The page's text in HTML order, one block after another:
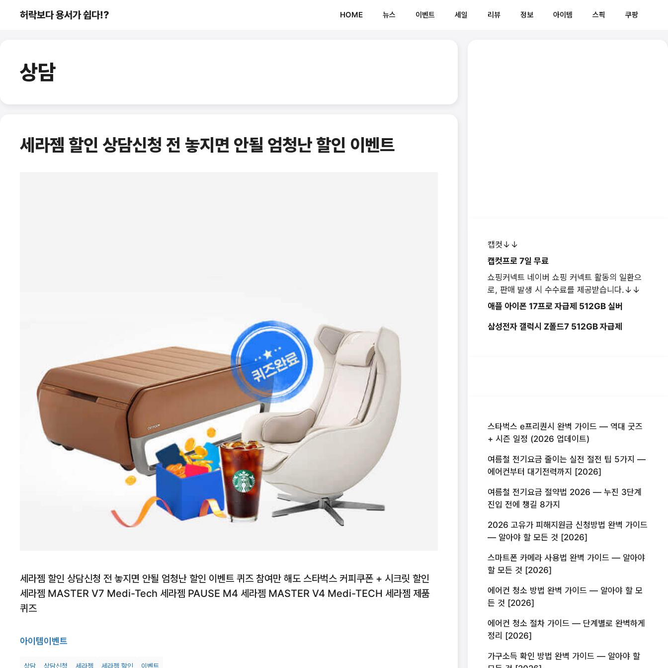
허락보다 용서가 쉽다!? HOME 뉴스 이벤트 세일 리뷰 정보 아이템 스픽 쿠팡
상담
세라젬 할인 상담신청 전 놓지면 안될 엄청난 할인 이벤트
세라젬 할인 상담신청 전 놓지면 안될 엄청난 할인 이벤트 퀴즈 참여만 해도 스타벅스 커피쿠폰 + 시크릿 할인
세라젬 MASTER V7 Medi-Tech 세라젬 PAUSE M4 세라젬 MASTER V4 Medi-TECH 세라젬 제품
퀴즈
아이템이벤트
상담 상담신청 세라젬 세라젬 할인
이벤트
캡컷↓↓
캡컷프로 7일 무료
쇼핑커넥트 네이버 쇼핑 커넥트 활동의 일환으
로, 판매 발생 시 수수료를 제공받습니다.↓↓
애플 아이폰 17프로 자급제 512GB 실버
삼성전자 갤럭시 Z폴드7 512GB 자급제
스타벅스 e프리퀀시 완벽 가이드 — 역대 굿즈
+ 시즌 일정 (2026 업데이트)
여름철 전기요금 줄이는 실전 절전 팁 5가지 —
에어컨부터 대기전력까지 [2026]
여름철 전기요금 절약법 2026 — 누진 3단계
진입 전에 챙길 8가지
2026 고유가 피해지원금 신청방법 완벽 가이드
— 알아야 할 모든 것 [2026]
스마트폰 카메라 사용법 완벽 가이드 — 알아야
할 모든 것 [2026]
에어컨 청소 방법 완벽 가이드 — 알아야 할 모
든 것 [2026]
에어컨 청소 절차 가이드 — 단계별로 완벽하게
정리 [2026]
가구소득 확인 방법 완벽 가이드 — 알아야 할